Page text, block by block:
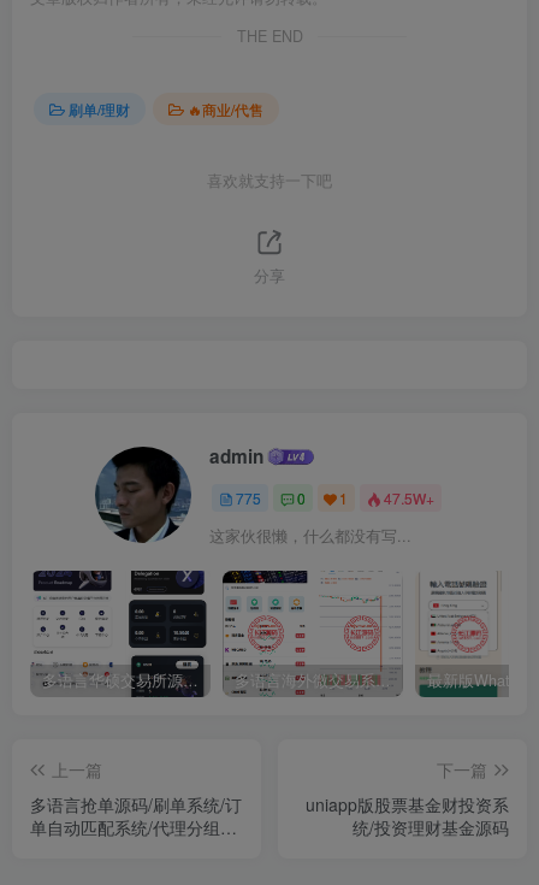
THE END
刷单/理财 🔥商业/代售
喜欢就支持一下吧
分享
admin
775 0 1 47.5W+
这家伙很懒，什么都没有写...
多语言华硕交易所源码/手机端uniapp电脑端vue.支持秒合约/币币/国际黄金/U本位合约/DeFi挖矿 多语言海外微交易系统源码/虚拟币黄金期货外汇微盘
上一篇
多语言抢单源码/刷单系统/订
单自动匹配系统/代理分组模
下一篇
uniapp版股票基金财投资系
统/投资理财基金源码